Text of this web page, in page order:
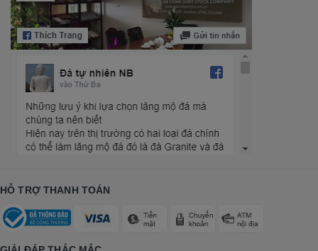
HỖ TRỢ THANH TOÁN